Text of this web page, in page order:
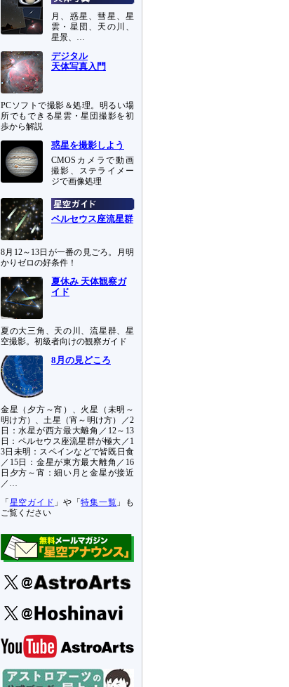
月、惑星、彗星、星
雲・星団、天の川、
星景、…
デジタル
天体写真入門
PCソフトで撮影＆処理。明るい場
所でもできる星雲・星団撮影を初
歩から解説
惑星を撮影しよう
CMOSカメラで動画
撮影、ステライメー
ジで画像処理
ペルセウス座流星群
8月12～13日が一番の見ごろ。月明
かりゼロの好条件！
夏休み 天体観察ガ
イド
夏の大三角、天の川、流星群、星
空撮影。初級者向けの観察ガイド
8月の見どころ
金星（夕方～宵）、火星（未明～
明け方）、土星（宵～明け方）／2
日：水星が西方最大離角／12～13
日：ペルセウス座流星群が極大／1
3日未明：スペインなどで皆既日食
／15日：金星が東方最大離角／16
日夕方～宵：細い月と金星が接近
／…
「 星空ガイド 」や「特集一覧 」も
ご覧ください